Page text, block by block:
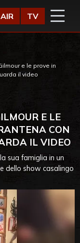
TV
e le prove in
il video
E LE
CON
IL VIDEO
sua famiglia in un
dello show casalingo